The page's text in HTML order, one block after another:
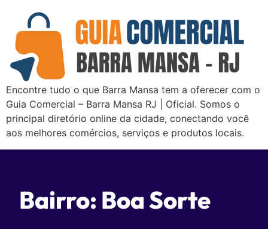
Encontre tudo o que Barra Mansa tem a oferecer com o
Guia Comercial – Barra Mansa RJ | Oficial. Somos o
principal diretório online da cidade, conectando você
aos melhores comércios, serviços e produtos locais.
Bairro: Boa Sorte